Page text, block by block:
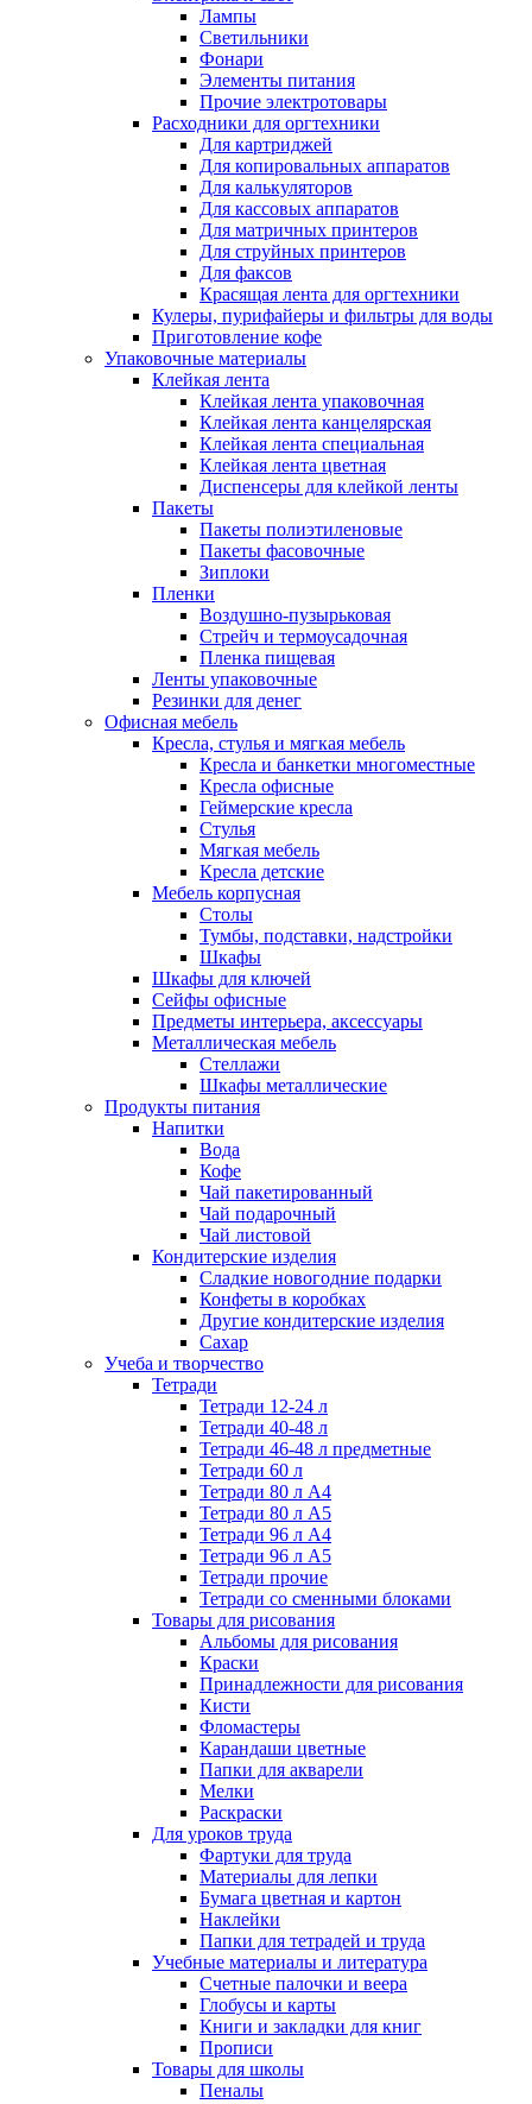
Лампы
Светильники
Фонари
Элементы питания
Прочие электротовары
Расходники для оргтехники
Для картриджей
Для копировальных аппаратов
Для калькуляторов
Для кассовых аппаратов
Для матричных принтеров
Для струйных принтеров
Для факсов
Красящая лента для оргтехники
Кулеры, пурифайеры и фильтры для воды
Приготовление кофе
Упаковочные материалы
Клейкая лента
Клейкая лента упаковочная
Клейкая лента канцелярская
Клейкая лента специальная
Клейкая лента цветная
Диспенсеры для клейкой ленты
Пакеты
Пакеты полиэтиленовые
Пакеты фасовочные
Зиплоки
Пленки
Воздушно-пузырьковая
Стрейч и термоусадочная
Пленка пищевая
Ленты упаковочные
Резинки для денег
Офисная мебель
Кресла, стулья и мягкая мебель
Кресла и банкетки многоместные
Кресла офисные
Геймерские кресла
Стулья
Мягкая мебель
Кресла детские
Мебель корпусная
Столы
Тумбы, подставки, надстройки
Шкафы
Шкафы для ключей
Сейфы офисные
Предметы интерьера, аксессуары
Металлическая мебель
Стеллажи
Шкафы металлические
Продукты питания
Напитки
Вода
Кофе
Чай пакетированный
Чай подарочный
Чай листовой
Кондитерские изделия
Сладкие новогодние подарки
Конфеты в коробках
Другие кондитерские изделия
Сахар
Учеба и творчество
Тетради
Тетради 12-24 л
Тетради 40-48 л
Тетради 46-48 л предметные
Тетради 60 л
Тетради 80 л А4
Тетради 80 л А5
Тетради 96 л А4
Тетради 96 л А5
Тетради прочие
Тетради со сменными блоками
Товары для рисования
Альбомы для рисования
Краски
Принадлежности для рисования
Кисти
Фломастеры
Карандаши цветные
Папки для акварели
Мелки
Раскраски
Для уроков труда
Фартуки для труда
Материалы для лепки
Бумага цветная и картон
Наклейки
Папки для тетрадей и труда
Учебные материалы и литература
Счетные палочки и веера
Глобусы и карты
Книги и закладки для книг
Прописи
Товары для школы
Пеналы